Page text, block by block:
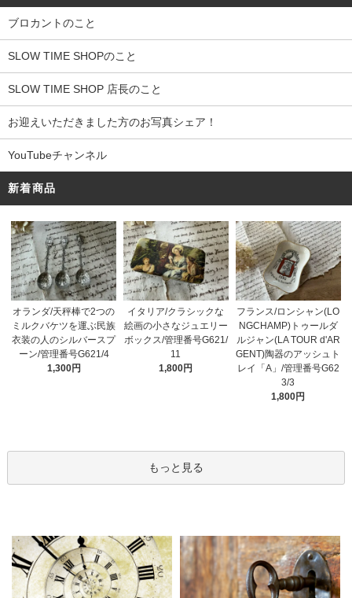
ブロカントのこと
SLOW TIME SHOPのこと
SLOW TIME SHOP 店長のこと
お迎えいただきました方のお写真シェア！
YouTubeチャンネル
新着商品
オランダ/天秤棒で2つの
ミルクバケツを運ぶ民族
衣装の人のシルバースプ
ーン/管理番号G621/4
1,300円
イタリア/クラシックな
絵画の小さなジュエリー
ボックス/管理番号G621/
11
1,800円
フランス/ロンシャン(LO
NGCHAMP)トゥールダ
ルジャン(LA TOUR d'AR
GENT)陶器のアッシュト
レイ「A」/管理番号G62
3/3
1,800円
もっと見る